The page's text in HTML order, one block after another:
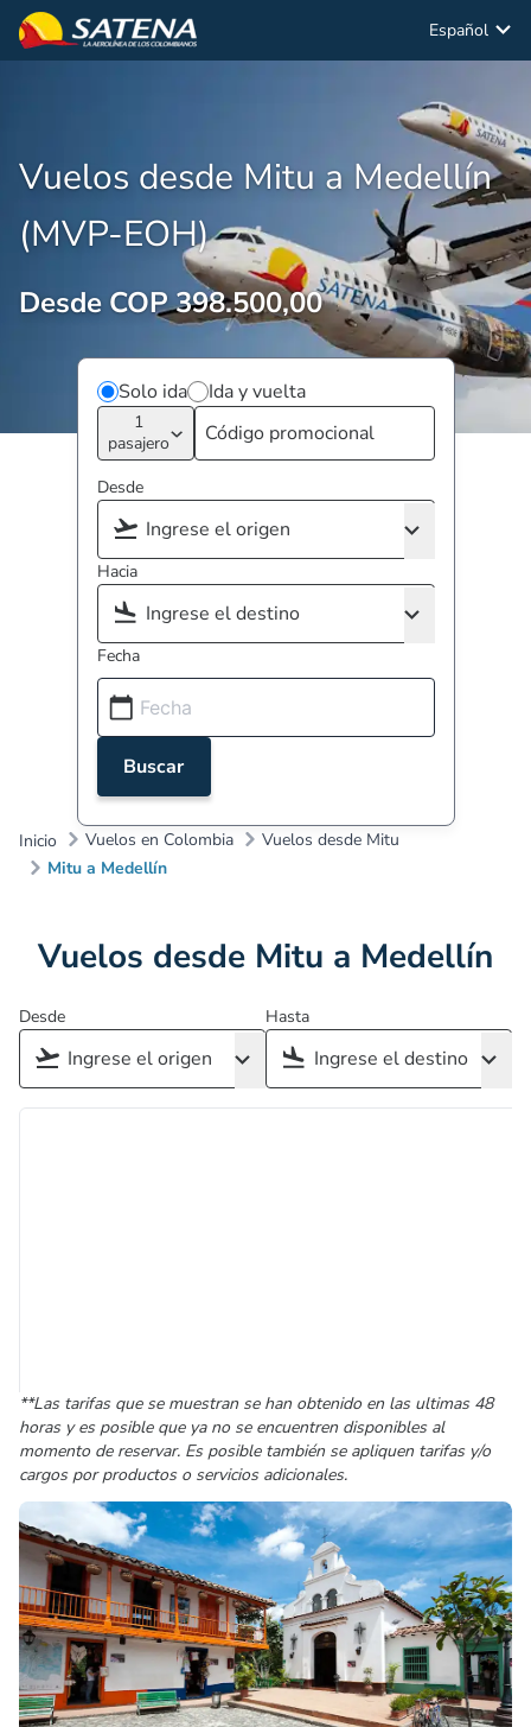
Español
Vuelos desde Mitu a Medellín
(MVP-EOH)
Desde COP 398.500,00
Solo ida Ida y vuelta
1
pasajero
Desde
Hacia
Fecha
Buscar
Inicio Vuelos en Colombia
Vuelos desde Mitu
Mitu a Medellín
Vuelos desde Mitu a Medellín
Desde Hasta
**Las tarifas que se muestran se han obtenido en las ultimas 48
horas y es posible que ya no se encuentren disponibles al
momento de reservar. Es posible también se apliquen tarifas y/o
cargos por productos o servicios adicionales.